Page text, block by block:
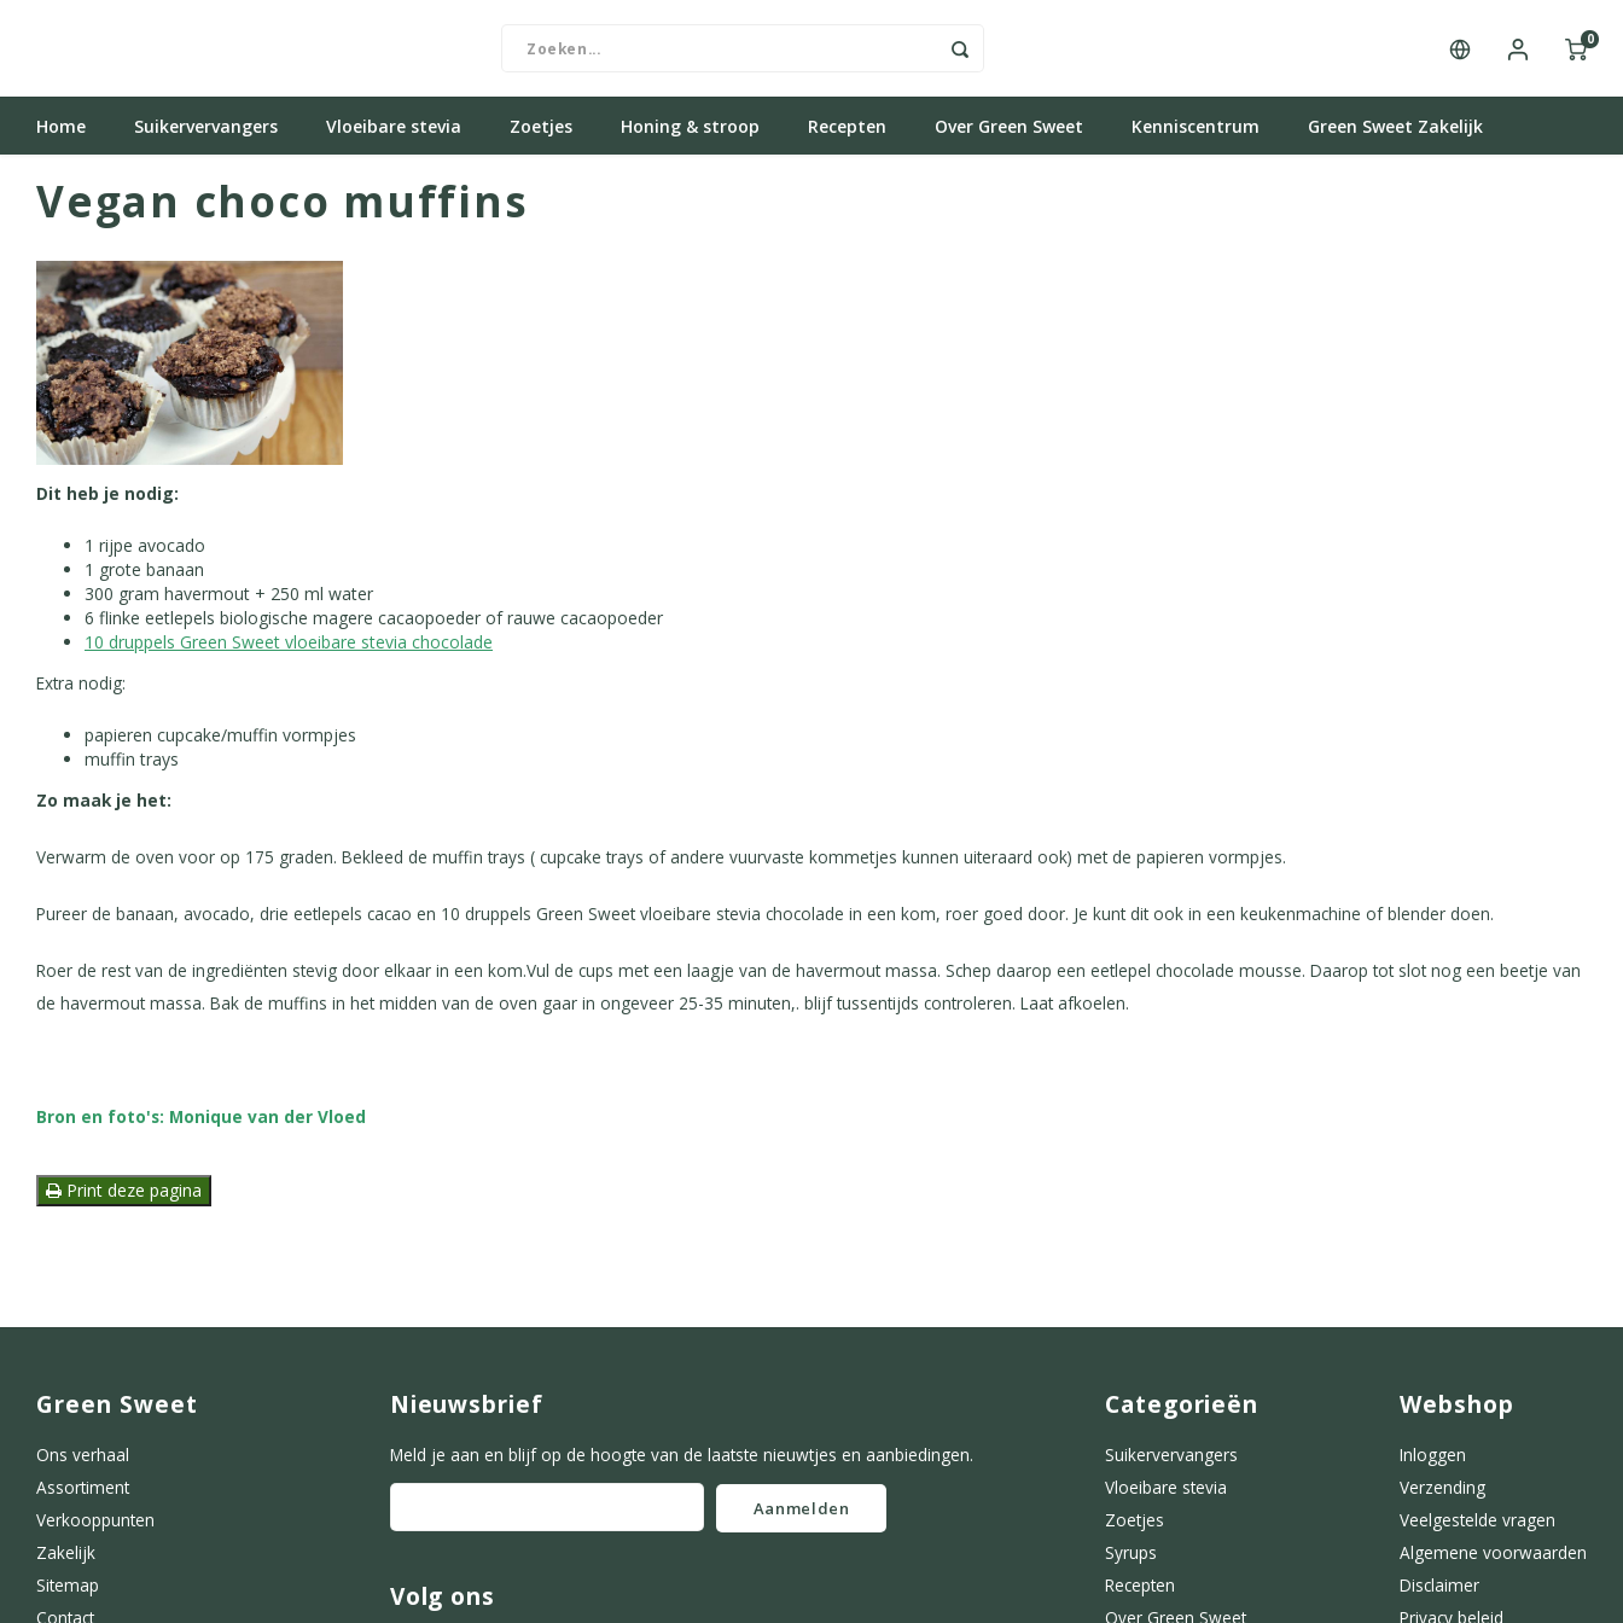
0
Home Suikervervangers Vloeibare stevia Zoetjes Honing & stroop Recepten Over Green Sweet Kenniscentrum Green Sweet Zakelijk
Vegan choco muffins
Dit heb je nodig:
1 rijpe avocado
1 grote banaan
300 gram havermout + 250 ml water
6 flinke eetlepels biologische magere cacaopoeder of rauwe cacaopoeder
10 druppels Green Sweet vloeibare stevia chocolade
Extra nodig:
papieren cupcake/muffin vormpjes
muffin trays
Zo maak je het:
Verwarm de oven voor op 175 graden. Bekleed de muffin trays ( cupcake trays of andere vuurvaste kommetjes kunnen uiteraard ook) met de papieren vormpjes.
Pureer de banaan, avocado, drie eetlepels cacao en 10 druppels Green Sweet vloeibare stevia chocolade in een kom, roer goed door. Je kunt dit ook in een keukenmachine of blender doen.
Roer de rest van de ingrediënten stevig door elkaar in een kom.Vul de cups met een laagje van de havermout massa. Schep daarop een eetlepel chocolade mousse. Daarop tot slot nog een beetje van
de havermout massa. Bak de muffins in het midden van de oven gaar in ongeveer 25-35 minuten,. blijf tussentijds controleren. Laat afkoelen.
Bron en foto's: Monique van der Vloed
Print deze pagina
Green Sweet
Ons verhaal
Assortiment
Verkooppunten
Zakelijk
Sitemap
Contact
Nieuwsbrief
Meld je aan en blijf op de hoogte van de laatste nieuwtjes en aanbiedingen.
Aanmelden
Volg ons
Categorieën
Suikervervangers
Vloeibare stevia
Zoetjes
Syrups
Recepten
Over Green Sweet
Webshop
Inloggen
Verzending
Veelgestelde vragen
Algemene voorwaarden
Disclaimer
Privacy beleid